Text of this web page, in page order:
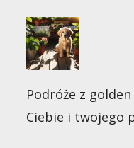
Podróże z
Ciebie i twojego